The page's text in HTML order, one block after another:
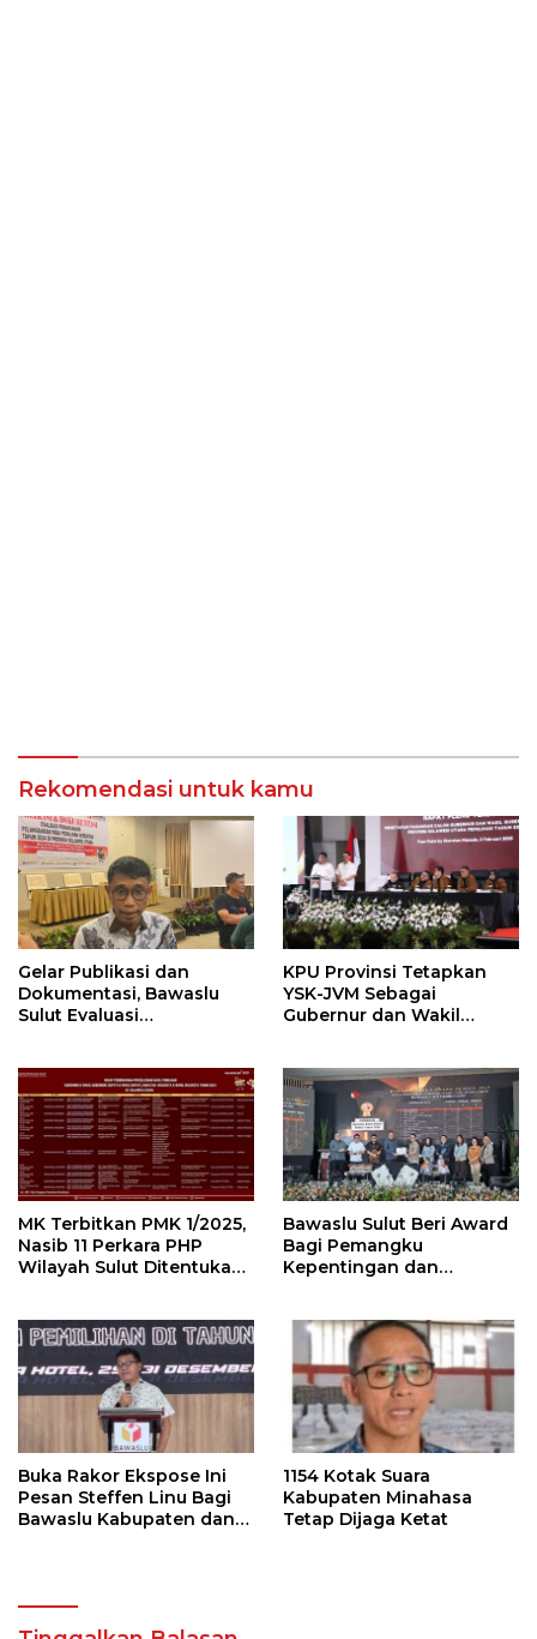
Rekomendasi untuk kamu
Gelar Publikasi dan
Dokumentasi, Bawaslu
Sulut Evaluasi
KPU Provinsi Tetapkan
YSK-JVM Sebagai
Gubernur dan Wakil
MK Terbitkan PMK 1/2025,
Nasib 11 Perkara PHP
Wilayah Sulut Ditentukan
Bawaslu Sulut Beri Award
Bagi Pemangku
Kepentingan dan
Buka Rakor Ekspose Ini
Pesan Steffen Linu Bagi
Bawaslu Kabupaten dan
1154 Kotak Suara
Kabupaten Minahasa
Tetap Dijaga Ketat